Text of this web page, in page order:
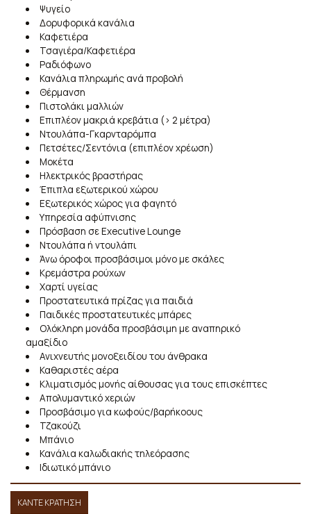
Ψυγείο
Δορυφορικά κανάλια
Καφετιέρα
Τσαγιέρα/Καφετιέρα
Ραδιόφωνο
Κανάλια πληρωμής ανά προβολή
Θέρμανση
Πιστολάκι μαλλιών
Επιπλέον μακριά κρεβάτια (> 2 μέτρα)
Ντουλάπα-Γκαρνταρόμπα
Πετσέτες/Σεντόνια (επιπλέον χρέωση)
Μοκέτα
Ηλεκτρικός βραστήρας
Έπιπλα εξωτερικού χώρου
Εξωτερικός χώρος για φαγητό
Υπηρεσία αφύπνισης
Πρόσβαση σε Executive Lounge
Ντουλάπα ή ντουλάπι
Άνω όροφοι προσβάσιμοι μόνο με σκάλες
Κρεμάστρα ρούχων
Χαρτί υγείας
Προστατευτικά πρίζας για παιδιά
Παιδικές προστατευτικές μπάρες
Ολόκληρη μονάδα προσβάσιμη με αναπηρικό
αμαξίδιο
Ανιχνευτής μονοξειδίου του άνθρακα
Καθαριστές αέρα
Κλιματισμός μονής αίθουσας για τους επισκέπτες
Απολυμαντικό χεριών
Προσβάσιμο για κωφούς/βαρήκοους
Τζακούζι
Μπάνιο
Κανάλια καλωδιακής τηλεόρασης
Ιδιωτικό μπάνιο
ΚΆΝΤΕ ΚΡΆΤΗΣΗ